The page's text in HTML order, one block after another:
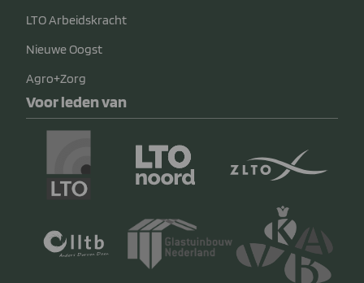
LTO Arbeidskracht
Nieuwe Oogst
Agro+Zorg
Voor leden van